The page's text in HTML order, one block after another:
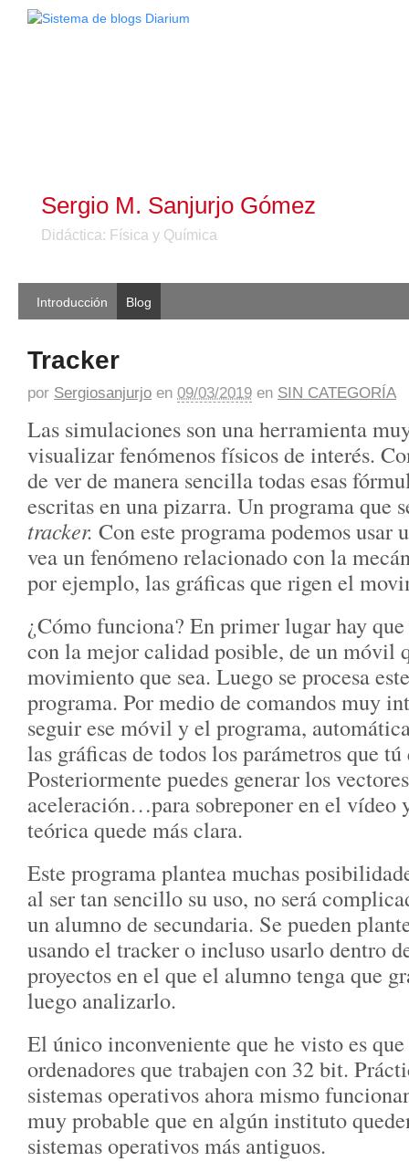
Sergio M. Sanjurjo Gómez
Didáctica: Física y Química
Introducción Blog
Tracker
por Sergiosanjurjo en 09/03/2019 en SIN CATEGORÍA
Las simulaciones son una herramienta
visualizar fenómenos físicos de interés.
de ver de manera sencilla todas esas
escritas en una pizarra. Un programa que
tracker. Con este programa podemos usar
vea un fenómeno relacionado con la
por ejemplo, las gráficas que rigen el
¿Cómo funciona? En primer lugar hay
con la mejor calidad posible, de un móvil
movimiento que sea. Luego se procesa
programa. Por medio de comandos muy
seguir ese móvil y el programa,
las gráficas de todos los parámetros que tú
Posteriormente puedes generar los
aceleración…para sobreponer en el vídeo
teórica quede más clara.
Este programa plantea muchas
al ser tan sencillo su uso, no será
un alumno de secundaria. Se pueden
usando el tracker o incluso usarlo dentro
proyectos en el que el alumno tenga que
luego analizarlo.
El único inconveniente que he visto es
ordenadores que trabajen con 32 bit.
sistemas operativos ahora mismo
muy probable que en algún instituto
sistemas operativos más antiguos.